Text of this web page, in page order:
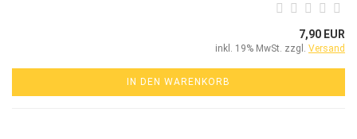
7,90 EUR
inkl. 19% MwSt. zzgl. Versand
IN DEN WARENKORB